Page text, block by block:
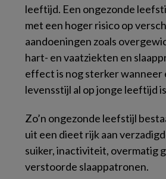
leeftijd. Een ongezonde
met een hoger risico op
aandoeningen zoals
hart- en vaatziekten en
effect is nog sterker wanneer
levensstijl al op jonge leeftijd
Zo’n ongezonde leefstijl
uit een dieet rijk aan
suiker, inactiviteit, overmatig
verstoorde slaappatronen.